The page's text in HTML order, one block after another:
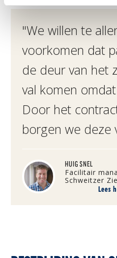
"We willen te
voorkomen dat
de deur van het
val komen
Door het
borgen we deze
HUIG SNEL
Facilitair
Schweitzer
Lees